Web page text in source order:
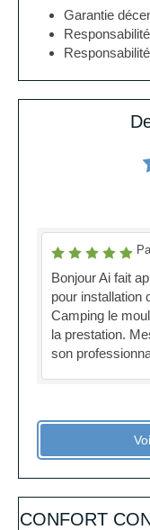
Garantie
Bonjour Ai fait
pour installation
Camping le
la prestation.
son
CONFORT